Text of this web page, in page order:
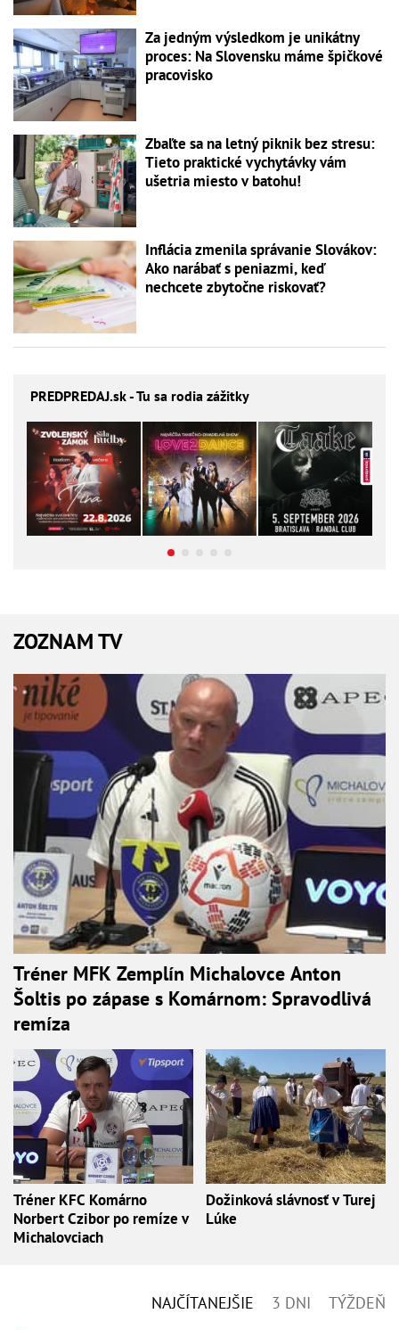
Za jedným výsledkom je unikátny
proces: Na Slovensku máme špičkové
pracovisko
Zbaľte sa na letný piknik bez stresu:
Tieto praktické vychytávky vám
ušetria miesto v batohu!
Inflácia zmenila správanie Slovákov:
Ako narábať s peniazmi, keď
nechcete zbytočne riskovať?
PREDPREDAJ.sk - Tu sa rodia zážitky
ZOZNAM TV
Tréner MFK Zemplín Michalovce Anton
Šoltis po zápase s Komárnom: Spravodlivá
remíza
Tréner KFC Komárno
Norbert Czibor po remíze v
Michalovciach
Dožinková slávnosť v Turej
Lúke
NAJČÍTANEJŠIE 3 DNI TÝŽDEŇ